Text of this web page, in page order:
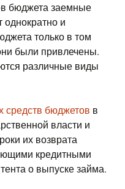
бюджета заемные
однократно и
только в том
были привлечены.
различные виды
средств бюджетов в
власти и
их возврата
кредитными
о выпуске займа.